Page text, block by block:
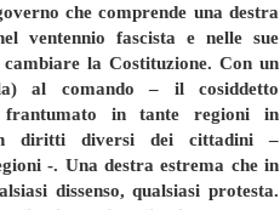
che comprende una destra
ventennio fascista e nelle sue
la Costituzione. Con un
al comando – il cosiddetto
in tante regioni in
diritti diversi dei cittadini –
-. Una destra estrema che in
dissenso, qualsiasi protesta.